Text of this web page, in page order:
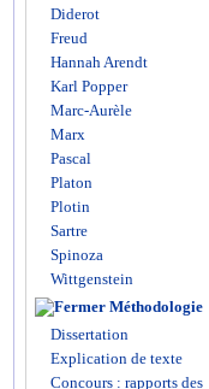
Diderot
Freud
Hannah Arendt
Karl Popper
Marc-Aurèle
Marx
Pascal
Platon
Plotin
Sartre
Spinoza
Wittgenstein
Méthodologie
Dissertation
Explication de texte
Concours : rapports des